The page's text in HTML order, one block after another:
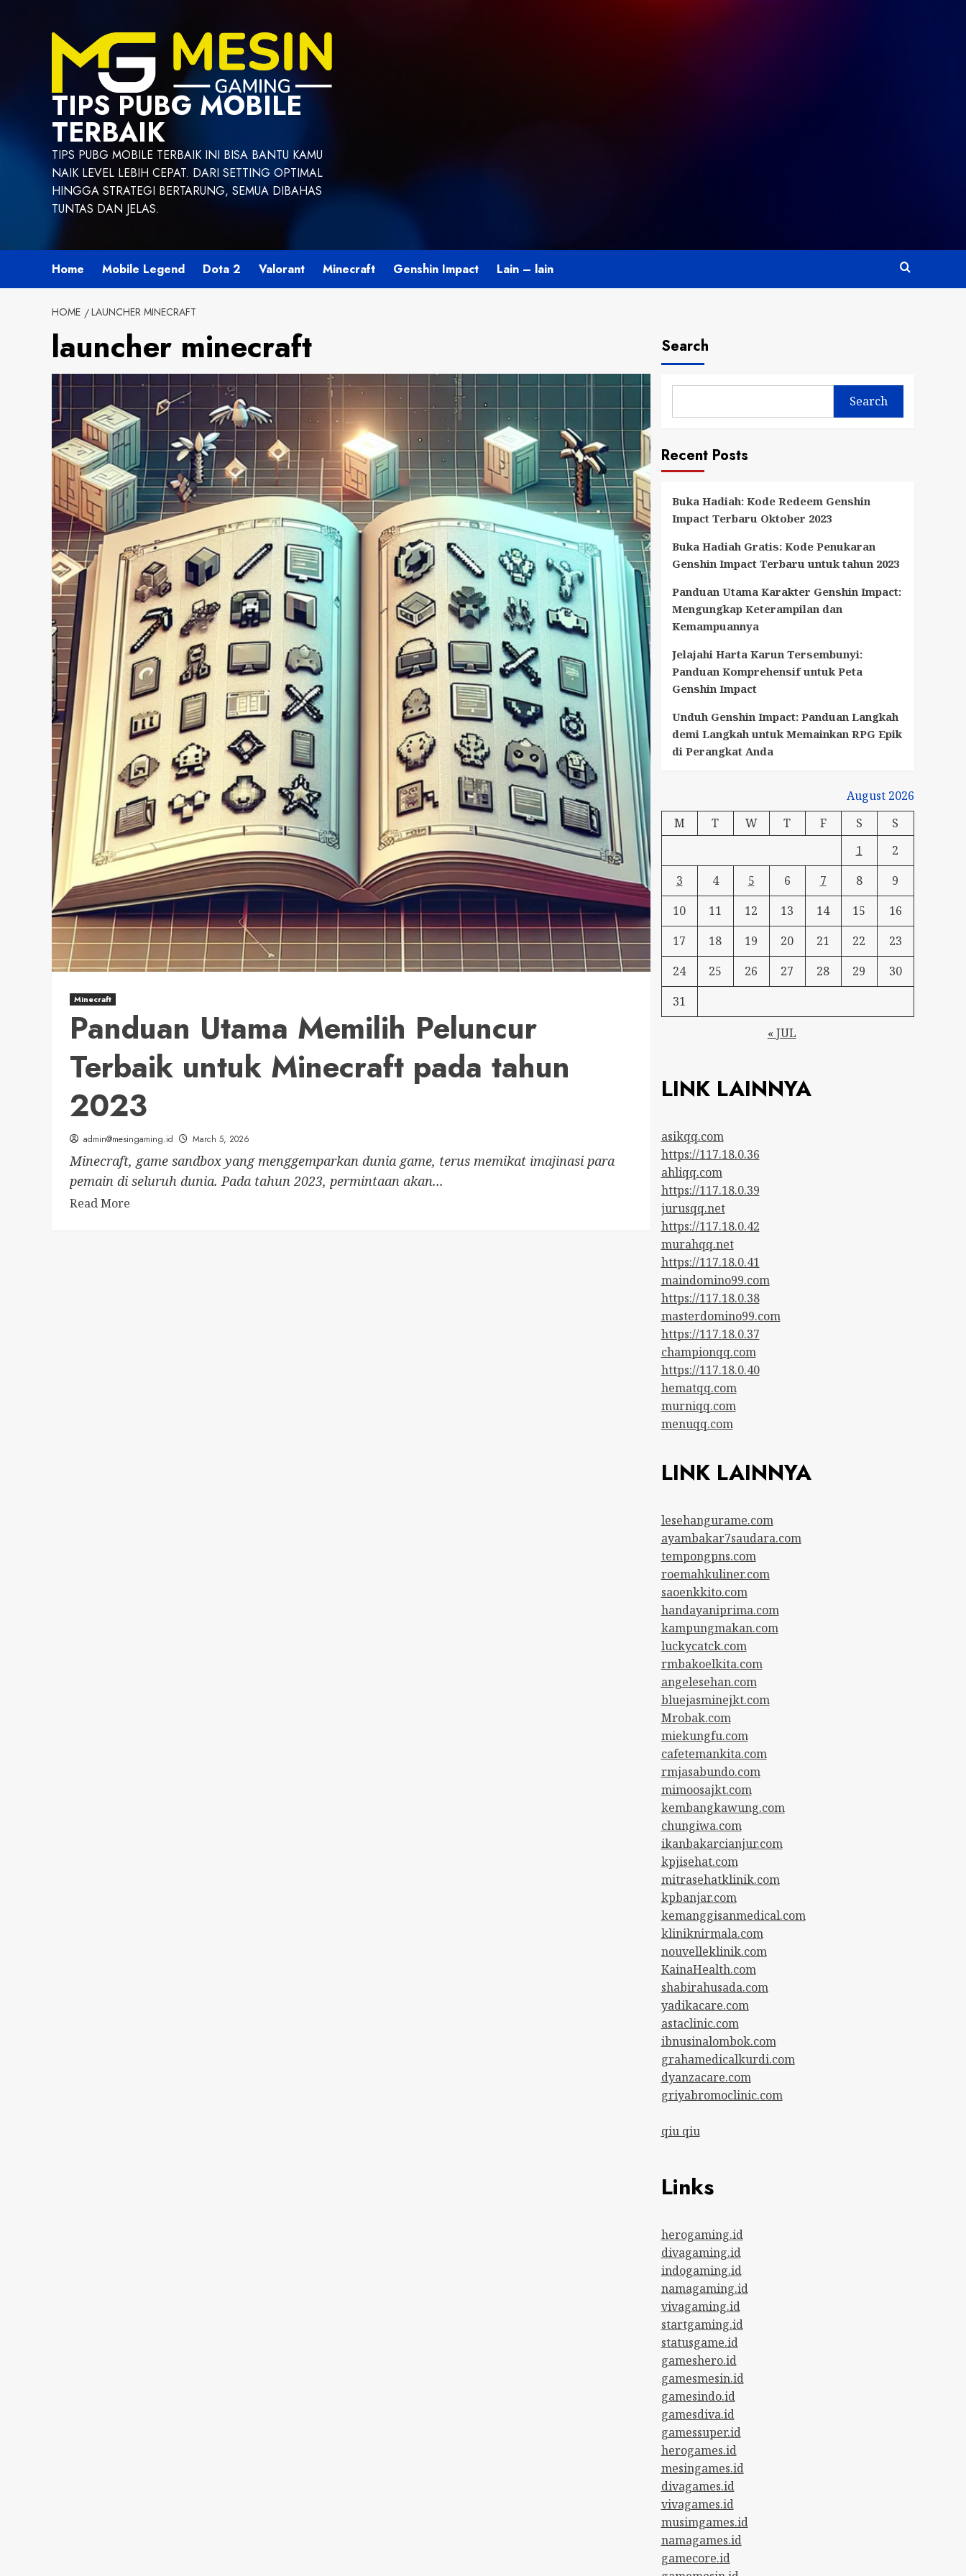
TIPS PUBG MOBILE
TERBAIK
TIPS PUBG MOBILE TERBAIK INI BISA BANTU KAMU
NAIK LEVEL LEBIH CEPAT. DARI SETTING OPTIMAL
HINGGA STRATEGI BERTARUNG, SEMUA DIBAHAS
TUNTAS DAN JELAS.
Home Mobile Legend Dota 2 Valorant Minecraft Genshin Impact Lain – lain
HOME LAUNCHER MINECRAFT
launcher minecraft
Minecraft
Panduan Utama Memilih Peluncur
Terbaik untuk Minecraft pada tahun
2023
admin@mesingaming.id March 5, 2026
Minecraft, game sandbox yang menggemparkan dunia game, terus memikat imajinasi para
pemain di seluruh dunia. Pada tahun 2023, permintaan akan...
Read More
Search
Search
Recent Posts
Buka Hadiah: Kode Redeem Genshin
Impact Terbaru Oktober 2023
Buka Hadiah Gratis: Kode Penukaran
Genshin Impact Terbaru untuk tahun 2023
Panduan Utama Karakter Genshin Impact:
Mengungkap Keterampilan dan
Kemampuannya
Jelajahi Harta Karun Tersembunyi:
Panduan Komprehensif untuk Peta
Genshin Impact
Unduh Genshin Impact: Panduan Langkah
demi Langkah untuk Memainkan RPG Epik
di Perangkat Anda
August 2026
M
T W T F S
S
1
2
3
4 5 6 7 8
9
10
11 12 13 14 15
16
17
18 19 20 21 22
23
24
25 26 27 28 29
30
31
« JUL
LINK LAINNYA
asikqq.com
https://117.18.0.36
ahliqq.com
https://117.18.0.39
jurusqq.net
https://117.18.0.42
murahqq.net
https://117.18.0.41
maindomino99.com
https://117.18.0.38
masterdomino99.com
https://117.18.0.37
championqq.com
https://117.18.0.40
hematqq.com
murniqq.com
menuqq.com
LINK LAINNYA
lesehangurame.com
ayambakar7saudara.com
tempongpns.com
roemahkuliner.com
saoenkkito.com
handayaniprima.com
kampungmakan.com
luckycatck.com
rmbakoelkita.com
angelesehan.com
bluejasminejkt.com
Mrobak.com
miekungfu.com
cafetemankita.com
rmjasabundo.com
mimoosajkt.com
kembangkawung.com
chungiwa.com
ikanbakarcianjur.com
kpjisehat.com
mitrasehatklinik.com
kpbanjar.com
kemanggisanmedical.com
kliniknirmala.com
nouvelleklinik.com
KainaHealth.com
shabirahusada.com
yadikacare.com
astaclinic.com
ibnusinalombok.com
grahamedicalkurdi.com
dyanzacare.com
griyabromoclinic.com
qiu qiu
Links
herogaming.id
divagaming.id
indogaming.id
namagaming.id
vivagaming.id
startgaming.id
statusgame.id
gameshero.id
gamesmesin.id
gamesindo.id
gamesdiva.id
gamessuper.id
herogames.id
mesingames.id
divagames.id
vivagames.id
musimgames.id
namagames.id
gamecore.id